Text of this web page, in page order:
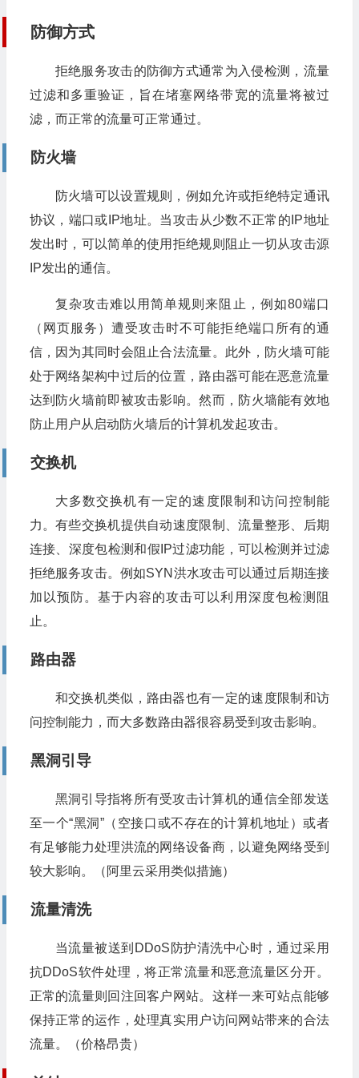
防御方式
拒绝服务攻击的防御方式通常为入侵检测，流量
过滤和多重验证，旨在堵塞网络带宽的流量将被过
滤，而正常的流量可正常通过。
防火墙
防火墙可以设置规则，例如允许或拒绝特定通讯
协议，端口或IP地址。当攻击从少数不正常的IP地址
发出时，可以简单的使用拒绝规则阻止一切从攻击源
IP发出的通信。
复杂攻击难以用简单规则来阻止，例如80端口
（网页服务）遭受攻击时不可能拒绝端口所有的通
信，因为其同时会阻止合法流量。此外，防火墙可能
处于网络架构中过后的位置，路由器可能在恶意流量
达到防火墙前即被攻击影响。然而，防火墙能有效地
防止用户从启动防火墙后的计算机发起攻击。
交换机
大多数交换机有一定的速度限制和访问控制能
力。有些交换机提供自动速度限制、流量整形、后期
连接、深度包检测和假IP过滤功能，可以检测并过滤
拒绝服务攻击。例如SYN洪水攻击可以通过后期连接
加以预防。基于内容的攻击可以利用深度包检测阻
止。
路由器
和交换机类似，路由器也有一定的速度限制和访
问控制能力，而大多数路由器很容易受到攻击影响。
黑洞引导
黑洞引导指将所有受攻击计算机的通信全部发送
至一个“黑洞”（空接口或不存在的计算机地址）或者
有足够能力处理洪流的网络设备商，以避免网络受到
较大影响。（阿里云采用类似措施）
流量清洗
当流量被送到DDoS防护清洗中心时，通过采用
抗DDoS软件处理，将正常流量和恶意流量区分开。
正常的流量则回注回客户网站。这样一来可站点能够
保持正常的运作，处理真实用户访问网站带来的合法
流量。（价格昂贵）